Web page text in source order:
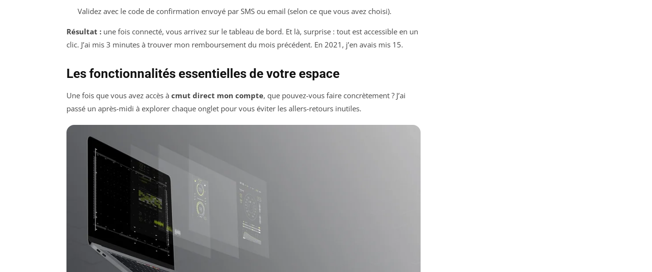
Validez avec le code de confirmation envoyé par SMS ou email (selon ce que vous avez choisi).
Résultat : une fois connecté, vous arrivez sur le tableau de bord. Et là, surprise : tout est accessible en un
clic. J’ai mis 3 minutes à trouver mon remboursement du mois précédent. En 2021, j’en avais mis 15.
Les fonctionnalités essentielles de votre espace
Une fois que vous avez accès à cmut direct mon compte, que pouvez-vous faire concrètement ? J’ai
passé un après-midi à explorer chaque onglet pour vous éviter les allers-retours inutiles.